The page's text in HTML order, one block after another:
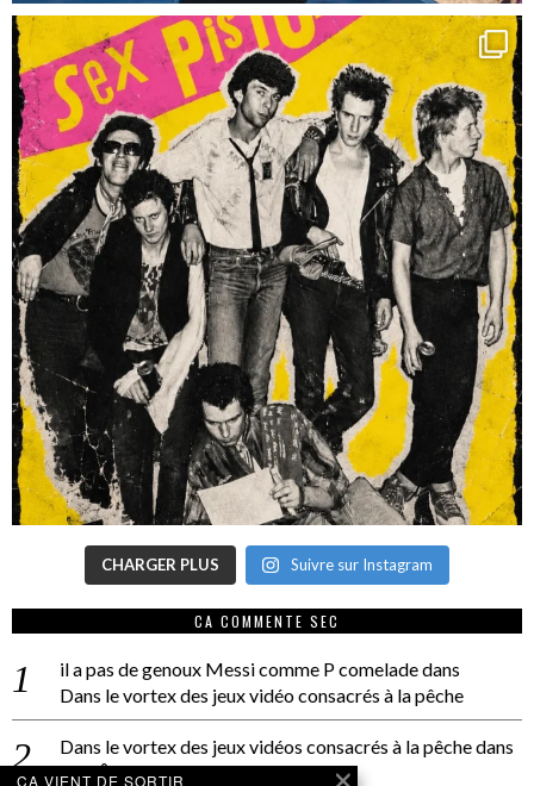
CHARGER PLUS Suivre sur Instagram
CA COMMENTE SEC
il a pas de genoux Messi comme P comeladedans
Dans le vortex des jeux vidéo consacrés à la pêche
Dans le vortex des jeux vidéos consacrés à la pêchedans
PACÔME THIELLEMENT
CA VIENT DE SORTIR